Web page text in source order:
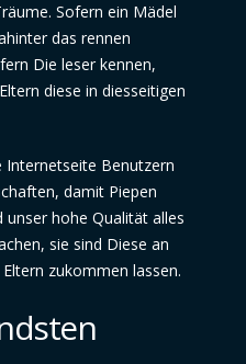
Sofern ein Mädel
das rennen
Die leser kennen,
diese in diesseitigen
Internetseite Benutzern
damit Piepen
unser hohe Qualität alles
sie sind Diese an
zukommen lassen.